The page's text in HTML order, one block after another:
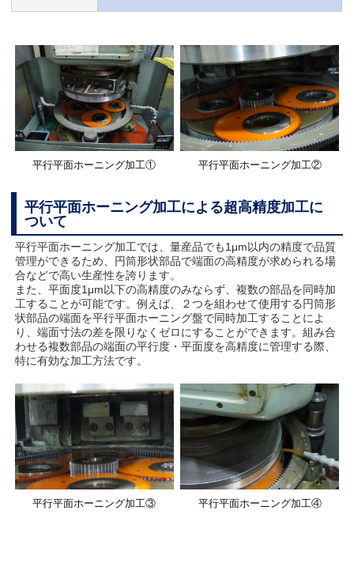
平行平面ホーニング加工① 平行平面ホーニング加工②
平行平面ホーニング加工による超高精度加工に
ついて
平行平面ホーニング加工では、量産品でも1μm以内の精度で品質
管理ができるため、円筒形状部品で端面の高精度が求められる場
合などで高い生産性を誇ります。
また、平面度1μm以下の高精度のみならず、複数の部品を同時加
工することが可能です。例えば、２つを組わせて使用する円筒形
状部品の端面を平行平面ホーニング盤で同時加工することによ
り、端面寸法の差を限りなくゼロにすることができます。組み合
わせる複数部品の端面の平行度・平面度を高精度に管理する際、
特に有効な加工方法です。
平行平面ホーニング加工③ 平行平面ホーニング加工④